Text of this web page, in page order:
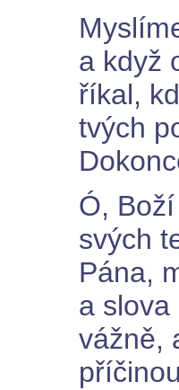
a když
říkal,
tvých
Ó,
svých
Pána,
a slova
vážně,